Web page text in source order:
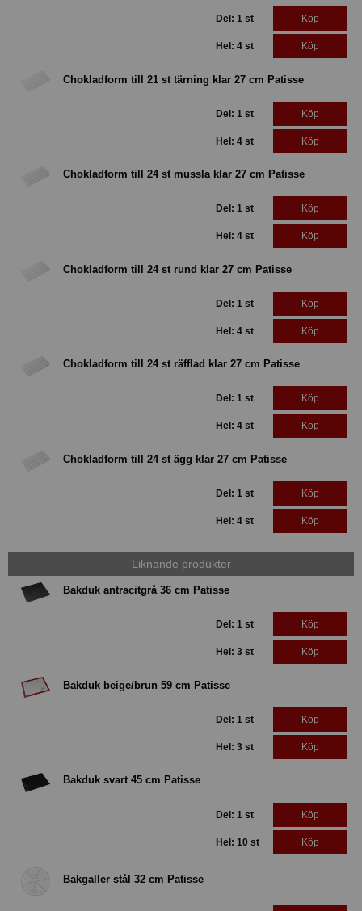
Del: 1 st Köp
Hel: 4 st Köp
Chokladform till 21 st tärning klar 27 cm Patisse
Del: 1 st Köp
Hel: 4 st Köp
Chokladform till 24 st mussla klar 27 cm Patisse
Del: 1 st Köp
Hel: 4 st Köp
Chokladform till 24 st rund klar 27 cm Patisse
Del: 1 st Köp
Hel: 4 st Köp
Chokladform till 24 st räfflad klar 27 cm Patisse
Del: 1 st Köp
Hel: 4 st Köp
Chokladform till 24 st ägg klar 27 cm Patisse
Del: 1 st Köp
Hel: 4 st Köp
Liknande produkter
Bakduk antracitgrå 36 cm Patisse
Del: 1 st Köp
Hel: 3 st Köp
Bakduk beige/brun 59 cm Patisse
Del: 1 st Köp
Hel: 3 st Köp
Bakduk svart 45 cm Patisse
Del: 1 st Köp
Hel: 10 st Köp
Bakgaller stål 32 cm Patisse